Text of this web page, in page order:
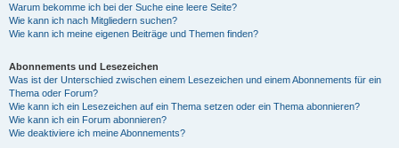
Warum bekomme ich bei der Suche eine leere Seite?
Wie kann ich nach Mitgliedern suchen?
Wie kann ich meine eigenen Beiträge und Themen finden?
Abonnements und Lesezeichen
Was ist der Unterschied zwischen einem Lesezeichen und einem Abonnements für ein
Thema oder Forum?
Wie kann ich ein Lesezeichen auf ein Thema setzen oder ein Thema abonnieren?
Wie kann ich ein Forum abonnieren?
Wie deaktiviere ich meine Abonnements?